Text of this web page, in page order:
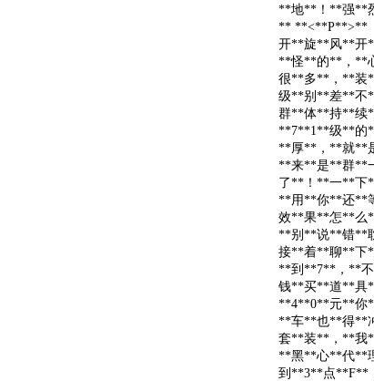
**地**！**强**
** **<**P**>**
开**旋**风**开
**怪**的**，**
很**多**，**装
级**别**差**不
群**体**持**续
**7**1**级**的
**厚**，**就**
**来**是**群**
了**！**一**下
**用**你**还**
效**果**怎**么
**别**说**错
接**着**聊**下
**到**7**，**
钱**买**道**具
**4**0**元**你
**车**也**得**
套**装**，**我
**黑**心**代**
到**3**点**F**